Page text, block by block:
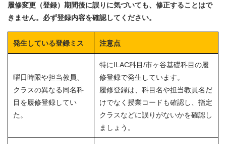
履修変更（登録）期間後に誤りに気づいても、修正することはで
きません。必ず登録内容を確認してください。
発生している登録ミス 注意点
曜日時限や担当教員、
クラスの異なる同名科
目を履修登録してい
た。
特にILAC科目/市ヶ谷基礎科目の履
修登録で発生しています。
履修登録は、科目名や担当教員名だ
けでなく授業コードも確認し、指定
クラスなどに誤りがないかを確認し
ましょう。